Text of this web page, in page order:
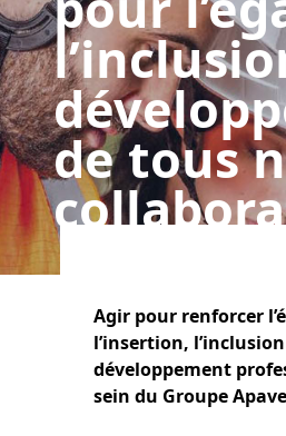
de tous
Agir pour renforcer
l’insertion,
développement
sein du Groupe Apave